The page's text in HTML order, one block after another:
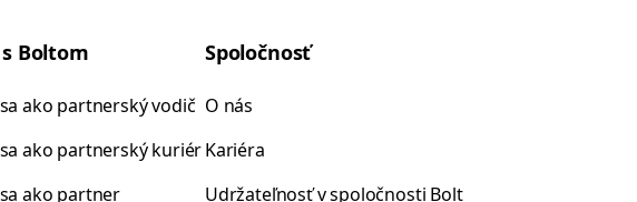
Boltom
ako partnerský vodič
ako partnerský kuriér
ako partner
Spoločnosť
O nás
Kariéra
Udržateľnosť v spoločnosti Bolt